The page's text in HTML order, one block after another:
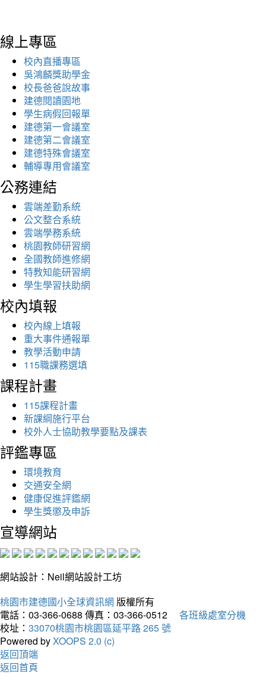
線上專區
校內直播專區
吳鴻麟獎助學金
校長爸爸說故事
建德閱讀園地
學生病假回報單
建德第一會議室
建德第二會議室
建德特殊會議室
輔導專用會議室
公務連結
雲端差勤系統
公文整合系統
雲端學務系統
桃園教師研習網
全國教師進修網
特教知能研習網
學生學習扶助網
校內填報
校內線上填報
重大事件通報單
教學活動申請
115職課務選填
課程計畫
115課程計畫
新課綱施行平台
校外人士協助教學要點及課表
評鑑專區
環境教育
交通安全網
健康促進評鑑網
學生獎懲及申訴
宣導網站
網站設計：Neil網站設計工坊
桃園市建德國小全球資訊網 版權所有
電話：03-366-0688 傳真：03-366-0512
各班級處室分機
校址： 33070桃園市桃園區延平路 265 號
Powered byXOOPS 2.0 (c)
返回頂端
返回首頁